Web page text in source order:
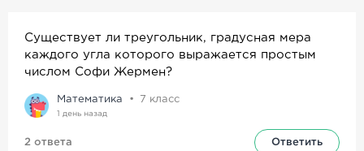
Существует ли треугольник, градусная мера
каждого угла которого выражается простым
числом Софи Жермен?
Математика 7 класс
1 день назад
2 ответа Ответить